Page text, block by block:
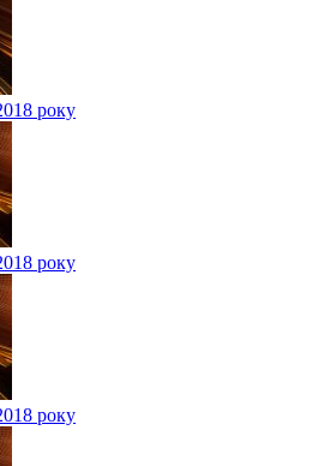
року
року
року